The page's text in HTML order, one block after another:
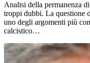
Analisi della permanenza
troppi dubbi. La questione
uno degli argomenti più
calcistico…